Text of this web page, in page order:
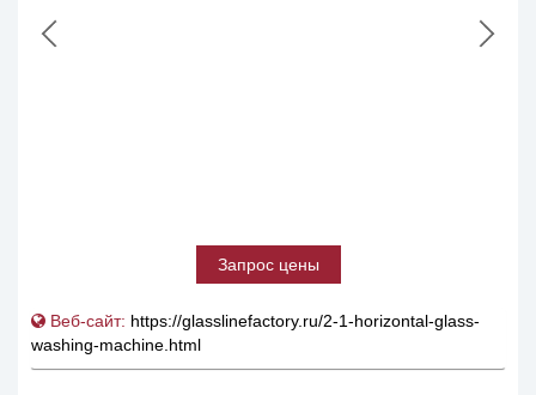
Запрос цены
Веб-сайт: https://glasslinefactory.ru/2-1-horizontal-glass-
washing-machine.html